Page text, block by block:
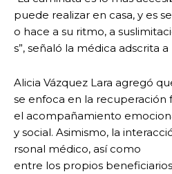
puede realizar en casa, y es
o hace a su ritmo, a
s”, señaló la médica adscrita a
Alicia Vázquez Lara agregó
se enfoca en la recuperación
el acompañamiento
y social. Asimismo, la
rsonal médico, así como
entre los propios